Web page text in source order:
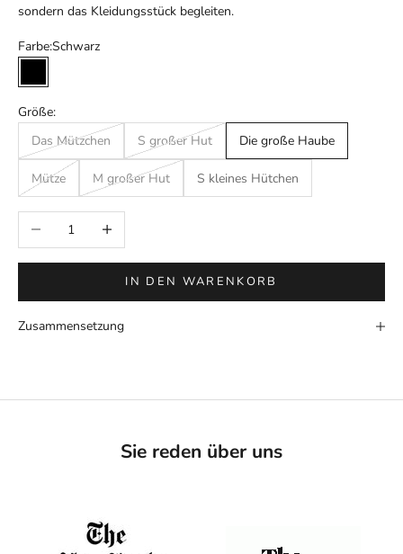
sondern das Kleidungsstück begleiten.
Farbe:Schwarz
Schwarz
Größe:
Das Mützchen
S großer Hut Die große Haube
Mütze M großer Hut S kleines Hütchen
Anzahl verringernAnzahl erhöhen
IN DEN WARENKORB
Zusammensetzung
Sie reden über uns